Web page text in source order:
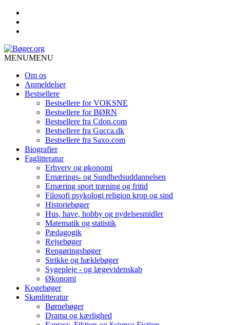
MENUMENU
Om os
Anmeldelser
Bestsellere
Bestsellere for VOKSNE
Bestsellere for BØRN
Bestsellere fra Cdon.com
Bestsellere fra Gucca.dk
Bestsellere fra Saxo.com
Biografier
Faglitteratur
Erhverv og økonomi
Ernærings- og Sundhedsuddannelsen
Ernæring sport træning og fritid
Filosofi psykologi religion krop og sind
Historiebøger
Hus, have, hobby og nydelsesmidler
Matematik og statistik
Pædagogik
Rejsebøger
Rengøringsbøger
Strikke og hæklebøger
Sygepleje - og lægevidenskab
Økonomi
Kogebøger
Skønlitteratur
Børnebøger
Drama og kærlighed